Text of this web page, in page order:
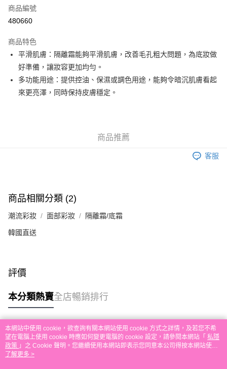
Apple Pay
AlipayHK
PayMe
WeChat Pay
銀行匯款 請將存款存到以下銀行帳戶，並於存款單據寫上訂單編號後電郵至
eshop@colourmix-cosmetics.com** **我們不會處理沒有提供存款單據的訂
單。 如果訂購後七個工作天內我們未能收到有關存款，有關訂單將被取消。
付款後順豐站及營業點取貨
本地配送
免運費
其他地區配送
商品編號
480660
商品特色
平滑肌膚：隔離霜能夠平滑肌膚，改善毛孔粗大問題，為底妝做
好準備，讓妝容更加均勻。
多功能用途：提供控油、保濕或調色用途，能夠令暗沉肌膚看起
來更亮澤，同時保持皮膚穩定。
商品推薦
客服
商品相關分類 (2)
潮流彩妝 面部彩妝 隔離霜/底霜
韓國直送
評價
本分類熱賣全店暢銷排行
熱門標籤
熱銷排行
本網站中使用 cookie，欲查詢有關本網站使用 cookie 方式之詳情，及若您不希
望在電腦上使用 cookie 時應如何變更電腦的 cookie 設定，請參閱本網站「 私隱
政策 」之 Cookie 聲明。您繼續使用本網站即表示您同意本公司得按本網站使用
條款之 Cookie 聲明使用 cookie。
了解更多 >